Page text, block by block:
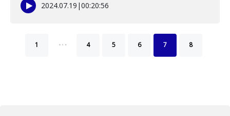
2024.07.19 |00:20:56
1 … 4 5 6 7 8